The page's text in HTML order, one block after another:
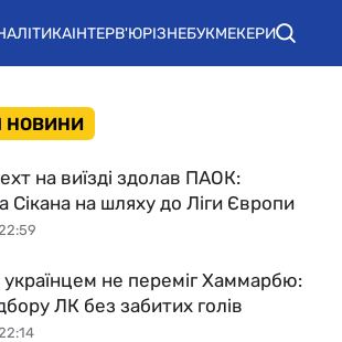
ІНТЕРВ'ЮРІЗНЕБУКМЕКЕРИ
НОВИНИ
на виїзді здолав ПАОК:
Сікана на шляху до Ліги Європи
українцем не переміг Хаммарбю:
ЛК без забитих голів